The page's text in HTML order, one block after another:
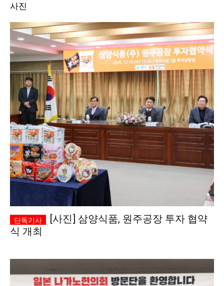
사진
[사진] 삼양식품, 원주공장 투자 협약
식 개최